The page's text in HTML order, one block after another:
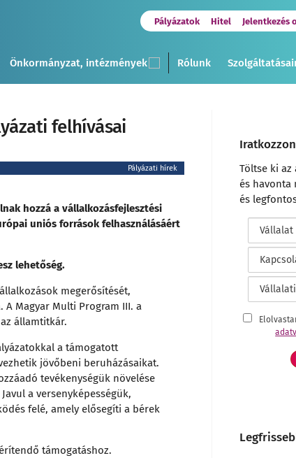
Pályázatok Hitel Jelentkezés
Önkormányzat, intézmények Rólunk
felhívásai
Pályázati hírek
hozzá a vállalkozásfejlesztési
uniós források felhasználásáért
lehetőség.
megerősítését,
Magyar Multi Program III. a
államtitkár.
a támogatott
jövőbeni beruházásaikat.
tevékenységük növelése
a versenyképességük,
felé, amely elősegíti a bérek
támogatáshoz.
Töltse ki
és havonta
és